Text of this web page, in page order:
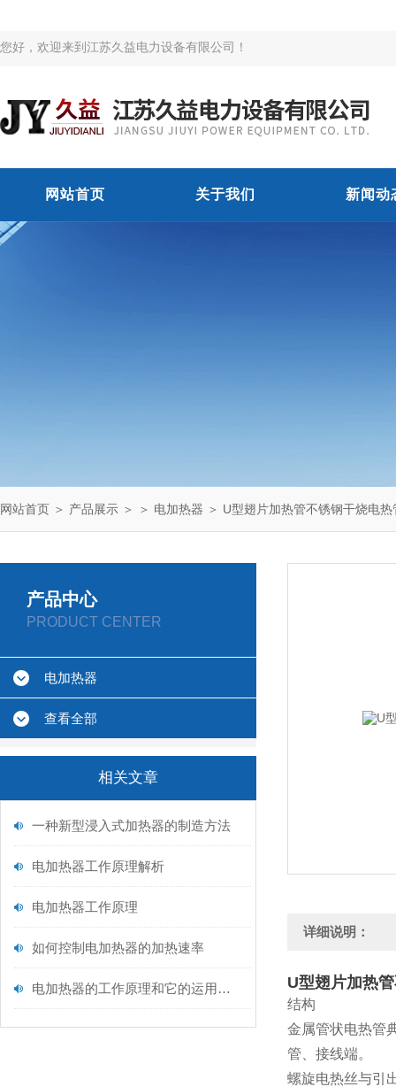
您好，欢迎来到江苏久益电力设备有限公司！
网站首页 关于我们 新闻动
网站首页 ＞ 产品展示 ＞ ＞ 电加热器 ＞ U型翅片加热管不锈钢干烧电热
产品中心
PRODUCT CENTER
电加热器
查看全部
相关文章
一种新型浸入式加热器的制造方法
电加热器工作原理解析
电加热器工作原理
如何控制电加热器的加热速率
电加热器的工作原理和它的运用范围
详细说明：
U型翅片加热
结构
金属管状电热管
管、接线端。
螺旋电热丝与引